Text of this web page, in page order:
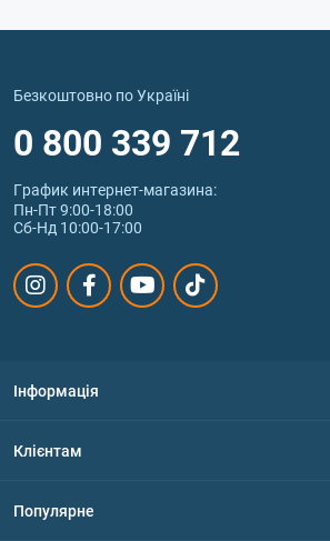
Безкоштовно по Україні
0 800 339 712
График интернет‑магазина:
Пн-Пт 9:00-18:00
Сб-Нд 10:00-17:00
Інформація
Політика конфіденційності
Клієнтам
Популярне